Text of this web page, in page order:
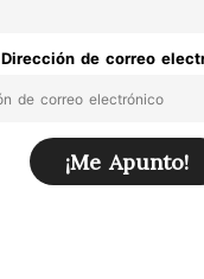
Dirección de correo